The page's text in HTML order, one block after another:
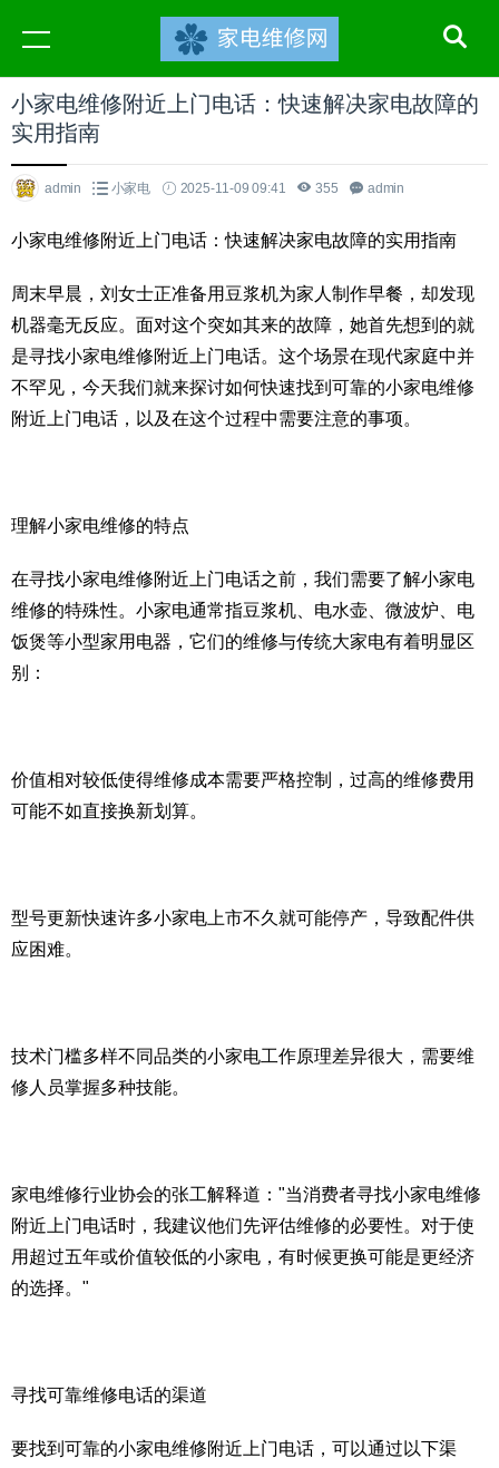
小家电维修附近上门电话：快速解决家电故障的
实用指南
admin 小家电 2025-11-09 09:41 355 admin
小家电维修附近上门电话：快速解决家电故障的实用指南
周末早晨，刘女士正准备用豆浆机为家人制作早餐，却发现
机器毫无反应。面对这个突如其来的故障，她首先想到的就
是寻找小家电维修附近上门电话。这个场景在现代家庭中并
不罕见，今天我们就来探讨如何快速找到可靠的小家电维修
附近上门电话，以及在这个过程中需要注意的事项。
理解小家电维修的特点
在寻找小家电维修附近上门电话之前，我们需要了解小家电
维修的特殊性。小家电通常指豆浆机、电水壶、微波炉、电
饭煲等小型家用电器，它们的维修与传统大家电有着明显区
别：
价值相对较低使得维修成本需要严格控制，过高的维修费用
可能不如直接换新划算。
型号更新快速许多小家电上市不久就可能停产，导致配件供
应困难。
技术门槛多样不同品类的小家电工作原理差异很大，需要维
修人员掌握多种技能。
家电维修行业协会的张工解释道："当消费者寻找小家电维修
附近上门电话时，我建议他们先评估维修的必要性。对于使
用超过五年或价值较低的小家电，有时候更换可能是更经济
的选择。"
寻找可靠维修电话的渠道
要找到可靠的小家电维修附近上门电话，可以通过以下渠